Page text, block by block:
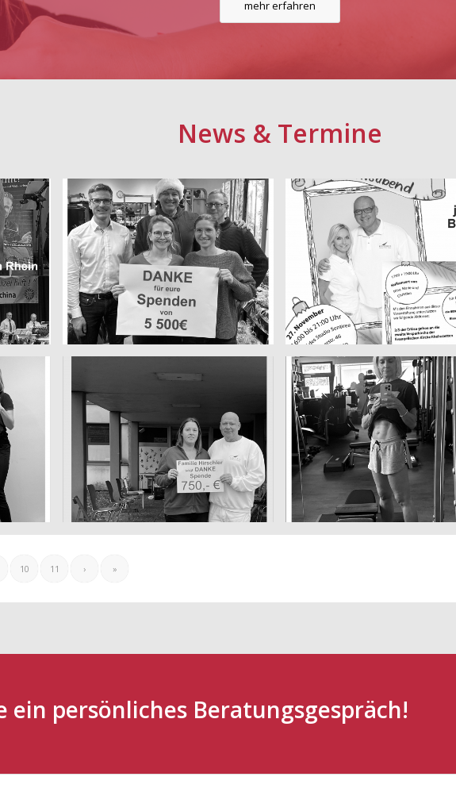
mehr erfahren
News & Termine
2024 November
16.Mario`s
gemütlicher
Adventsabend Danke
für eure Spenden von
5.500€
November 29, 2024
2024 November
HERZLICHE
EINLADUNG
16.Mario`s
gemütlicher
Adventsabend
November 24, 2024
2024 November
Familie Hirschler
unterstützt das
Gabenlädchen
November 14, 2024
2024 August
Alexandra
erfolgreiches
Krafttraining
August 17, 2024
10 11 › »
ein persönliches Beratungsgespräch!